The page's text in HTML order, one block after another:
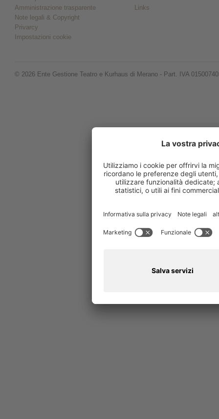
Amministrazione trasparente
Note legali & Copyright
Privarcy
Impostazioni cookie
Links
© 2026 Ente Gestione Teatro e Kurhaus di Merano - Part. IVA